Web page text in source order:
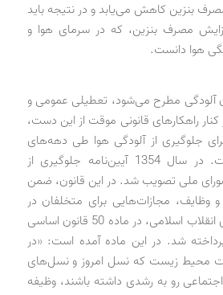
بنزین کاهش می‌یابد و در نتیجه باید
مصرف بنزین، که در سرمای هوا و
هوا دانست.
آلودگی مطرح می‌شود، تعطیلی عمومی و
راهکارهای قانونی موقت از این دست،
جلوگیری از آلودگی هوا طی دهه‌های
اخیر صورت گرفته است. در سال 1354 آیین‌نامه جلوگیری از
ملی تصویب شد. در این قانون، ضمن
مجازات‌هایی برای متخلفان در
نظر گرفته شد. با پیروزی انقلاب اسلامی، در ماده 50 قانون اساسی
شد. در این ماده آمده است: «در
محیط زیست که نسل امروز و نسل‌های
رو به رشدی داشته باشند، وظیفه